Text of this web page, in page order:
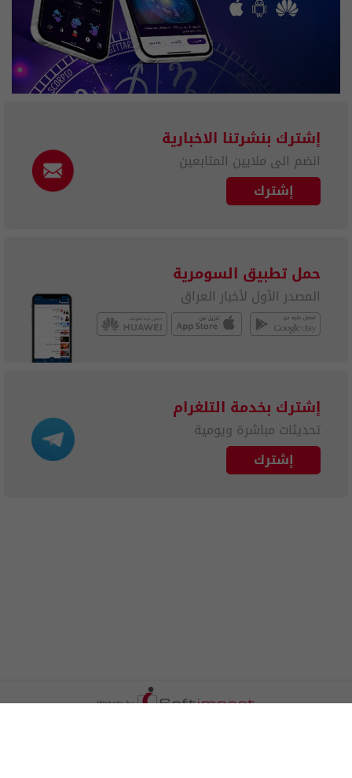
إشترك بنشرتنا الاخبارية
انضم الى ملايين المتابعين
إشترك
حمل تطبيق السومرية
المصدر الأول لأخبار العراق
إشترك بخدمة التلغرام
تحديثات مباشرة ويومية
إشترك